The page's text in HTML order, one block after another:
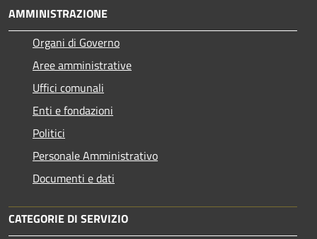
AMMINISTRAZIONE
Organi di Governo
Aree amministrative
Uffici comunali
Enti e fondazioni
Politici
Personale Amministrativo
Documenti e dati
CATEGORIE DI SERVIZIO